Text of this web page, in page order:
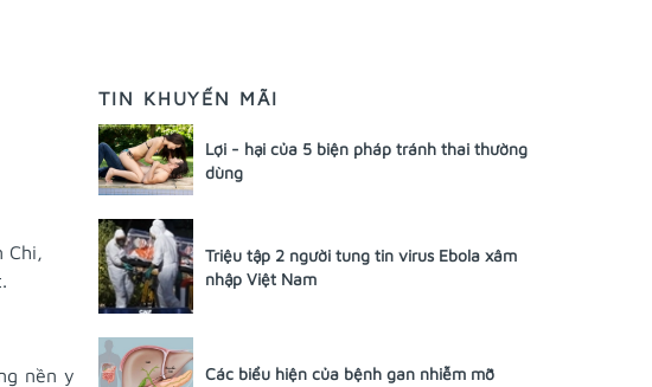
Chi,
nền y
TIN KHUYẾN MÃI
Lợi - hại của 5 biện pháp tránh thai thường
dùng
Triệu tập 2 người tung tin virus Ebola xâm
nhập Việt Nam
Các biểu hiện của bệnh gan nhiễm mỡ